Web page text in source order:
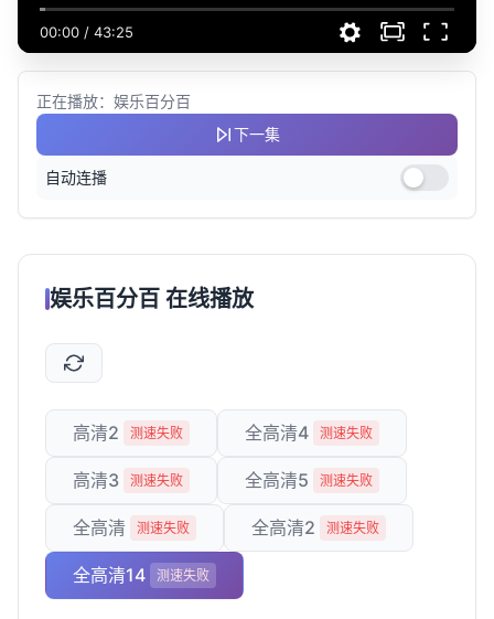
00:00 / 43:25
正在播放：娱乐百分百
下一集
自动连播
娱乐百分百 在线播放
高清2 测速失败 全高清4 测速失败
高清3 测速失败 全高清5 测速失败
全高清 测速失败 全高清2 测速失败
全高清14 测速失败